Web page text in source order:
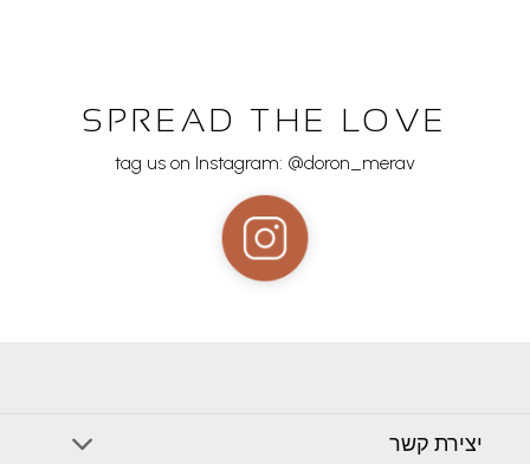
SPREAD THE LOVE
tag us on Instagram: @doron_merav
יצירת קשר